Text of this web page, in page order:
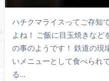
ハチクマライスってご存知
よね！ ご飯に目玉焼きなど
の事のようです！ 鉄道の現
いメニューとして食べられ
る…